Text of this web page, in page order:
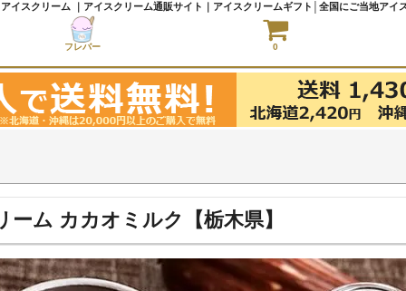
ム カカオミルク【栃木県】
イスクリーム ｜アイスクリーム通販サイト｜アイスクリームギフト│全国にご当地アイ
フレバー 0